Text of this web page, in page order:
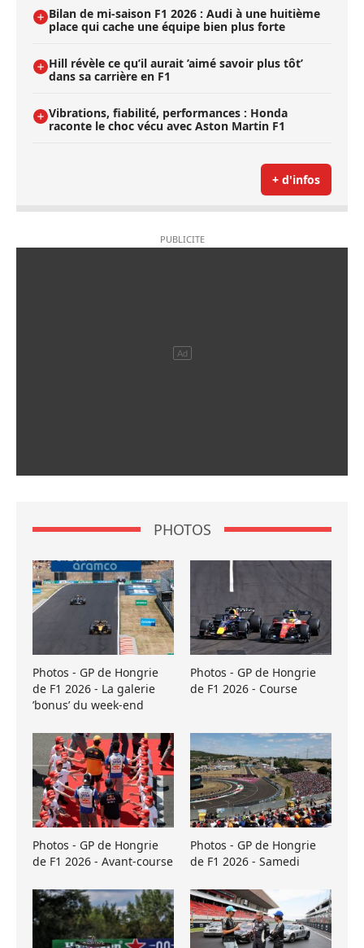
Bilan de mi-saison F1 2026 : Audi à une huitième
place qui cache une équipe bien plus forte
Hill révèle ce qu’il aurait ’aimé savoir plus tôt’
dans sa carrière en F1
Vibrations, fiabilité, performances : Honda
raconte le choc vécu avec Aston Martin F1
+ d'infos
PHOTOS
Photos - GP de Hongrie
de F1 2026 - La galerie
’bonus’ du week-end
Photos - GP de Hongrie
de F1 2026 - Course
Photos - GP de Hongrie
de F1 2026 - Avant-course
Photos - GP de Hongrie
de F1 2026 - Samedi